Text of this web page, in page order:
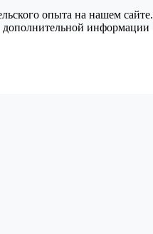
опыта на нашем сайте.
дополнительной информации